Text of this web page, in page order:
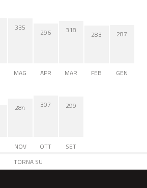
335
MAG
296
APR
318
MAR
283
FEB
287
GEN
284
NOV
307
OTT
299
SET
TORNA SU